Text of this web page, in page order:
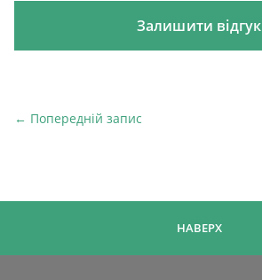
← Попередній запис
НАВЕРХ